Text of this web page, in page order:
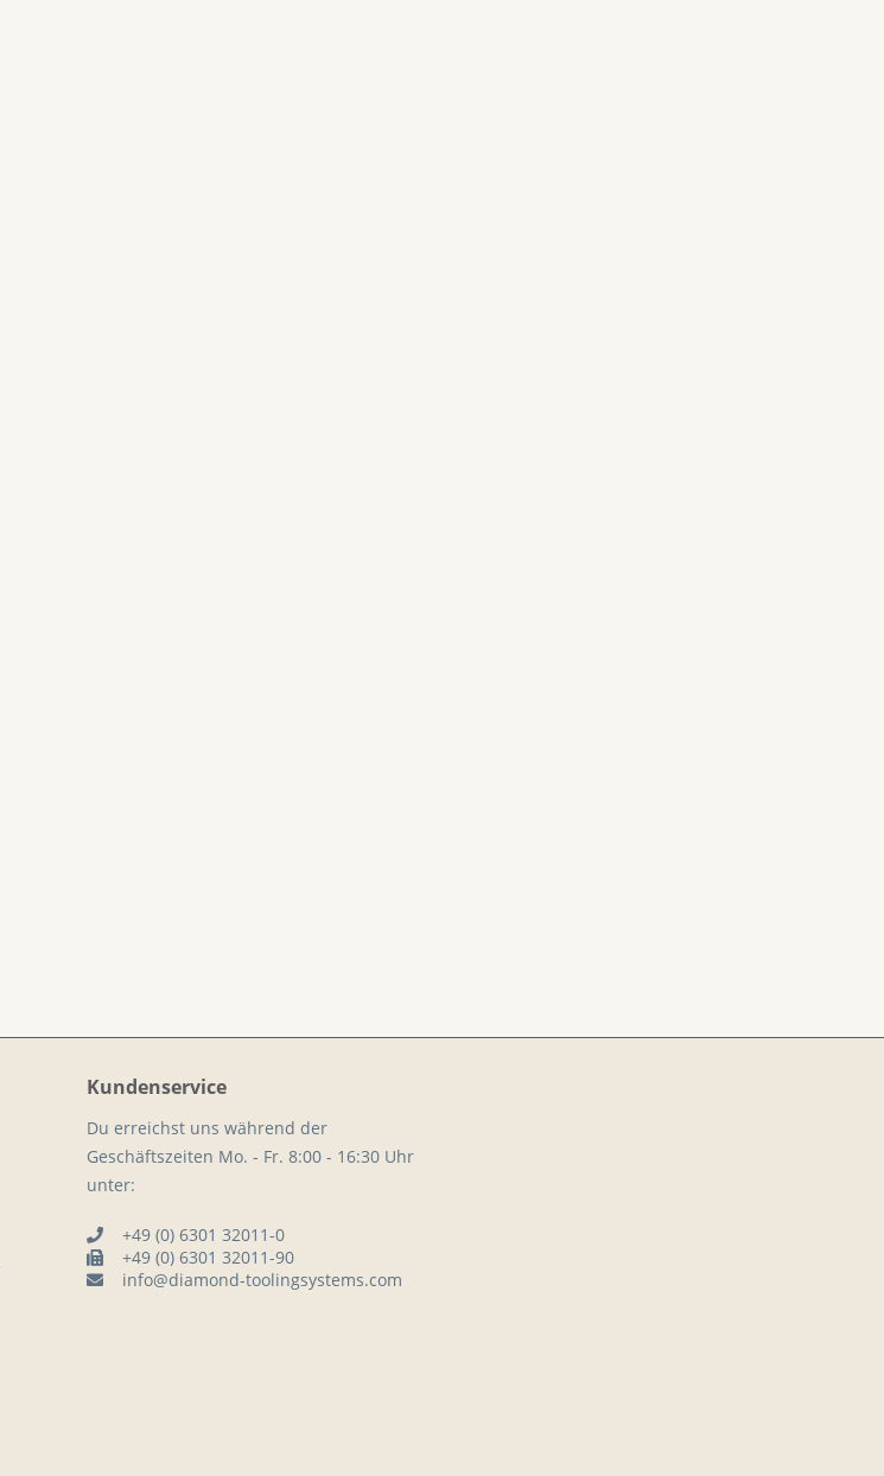
Kundenservice
Du erreichst uns während der
Geschäftszeiten Mo. - Fr. 8:00 - 16:30 Uhr
unter:
+49 (0) 6301 32011-0
+49 (0) 6301 32011-90
info@diamond-toolingsystems.com